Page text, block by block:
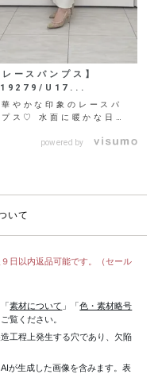
レースパンプス】
U17...
華やかな印象のレースパ
プス♡ 水面に暖かな日差
は、身に付けるだけで優
powered by
いて
日以内返品可能です。（セール
「素材について 」「色・素材略号
ご覧ください。
工程上発生する穴であり、欠陥
が生成した画像を含みます。表